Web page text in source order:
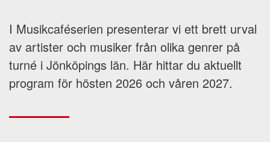
I Musikcaféserien presenterar vi ett brett urval
av artister och musiker från olika genrer på
turné i Jönköpings län. Här hittar du aktuellt
program för hösten 2026 och våren 2027.